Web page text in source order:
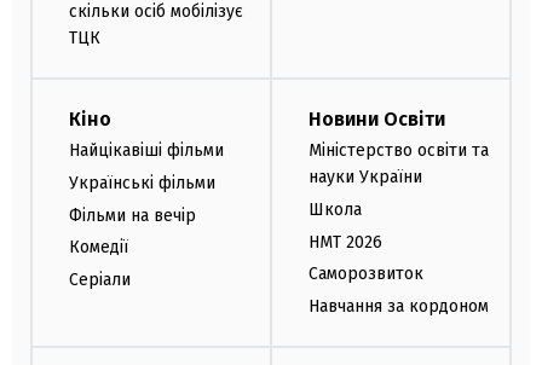
скільки осіб мобілізує
ТЦК
Кіно
Найцікавіші фільми
Українські фільми
Фільми на вечір
Комедії
Серіали
Новини Освіти
Міністерство освіти та
науки України
Школа
НМТ 2026
Саморозвиток
Навчання за кордоном